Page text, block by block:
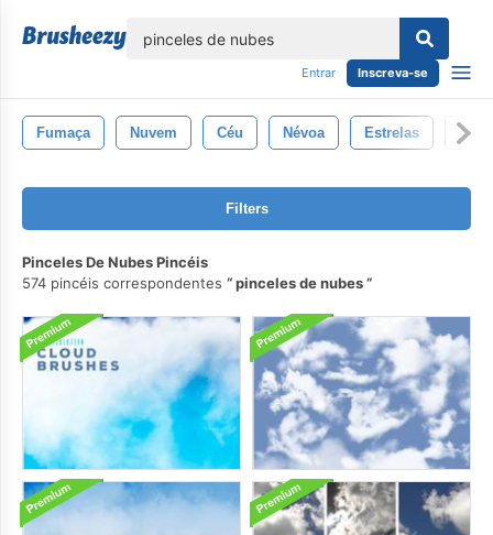
Entrar Inscreva-se
Fumaça Nuvem Céu Névoa Estrelas
Filters
Pinceles De Nubes Pincéis
574 pincéis correspondentes
pinceles de nubes